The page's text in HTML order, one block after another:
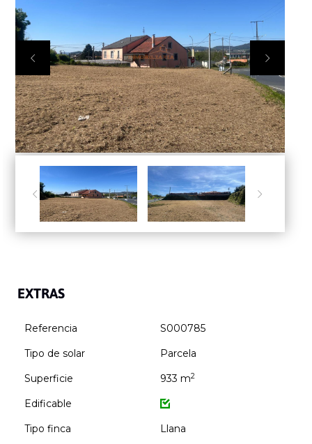


 
EXTRAS
Referencia
S000785
Tipo de solar
Parcela
Superficie
933 m2
Edificable
Tipo finca
Llana